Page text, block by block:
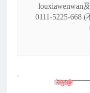
louxiawenwan
0111-5225-668